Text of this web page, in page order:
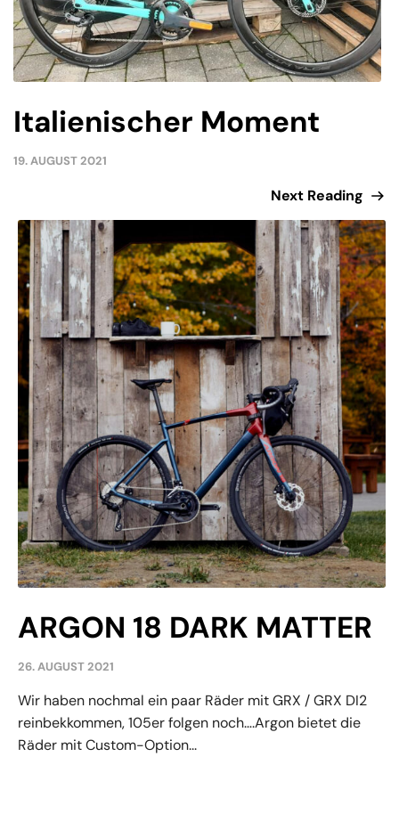
Italienischer Moment
19. AUGUST 2021
Next Reading
ARGON 18 DARK MATTER
26. AUGUST 2021
Wir haben nochmal ein paar Räder mit GRX / GRX DI2
reinbekkommen, 105er folgen noch….Argon bietet die
Räder mit Custom-Option...